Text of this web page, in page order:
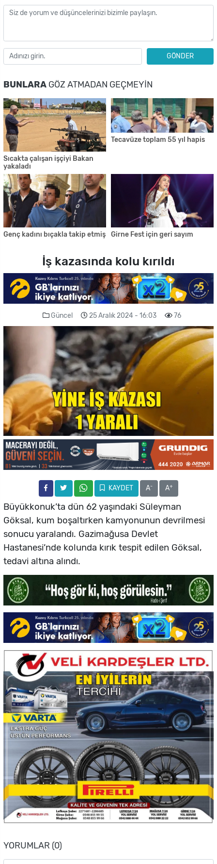
GÖNDER
BUNLARA GÖZ ATMADAN GEÇMEYIN
Sıcakta çalışan işçiyi Bakan
yakaladı
Tecavüze toplam 55 yıl hapis
Genç kadını bıçakla takip etmiş Girne Fest için geri sayım
İş kazasında kolu kırıldı
Güncel 25 Aralık 2024 - 16:03 76
KAYDET A- A+
Büyükkonuk’ta dün 62 yaşındaki Süleyman
Göksal, kum boşaltırken kamyonunun devrilmesi
sonucu yaralandı. Gazimağusa Devlet
Hastanesi’nde kolunda kırık tespit edilen Göksal,
tedavi altına alındı.
YORUMLAR (0)